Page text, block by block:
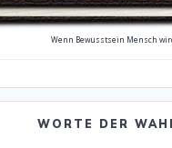
Wenn Bewusstsein Mensch
WORTE DER